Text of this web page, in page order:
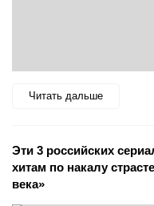
Читать дальше
Эти 3 российских
хитам по накалу
века»